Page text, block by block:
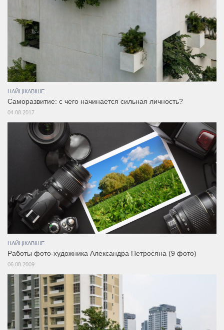
НАЙЦІКАВІШЕ
Саморазвитие: с чего начинается сильная личность?
04.08.2017
НАЙЦІКАВІШЕ
Работы фото-художника Александра Петросяна (9 фото)
06.08.2009